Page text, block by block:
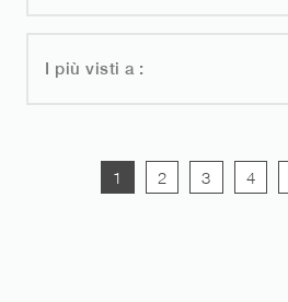
I più visti a :
1 2 3 4